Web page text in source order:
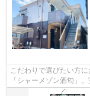
こだわりで選びたい方
「シャーメゾン酒匂」
ど充実した設備を備え付